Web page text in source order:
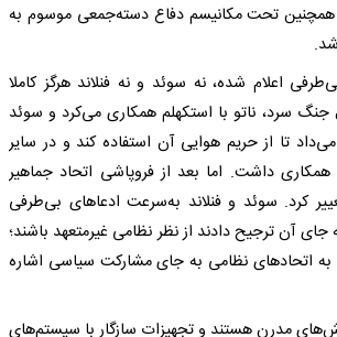
تحت مکانیسم دفاع دسته‌جمعی موسوم به
اعلام شده، نه سوئد و نه فنلاند هرگز کاملا
سرد، ناتو با استکهلم همکاری می‌کرد و سوئد
می‌داد تا از حریم هوایی آن استفاده کند و در سایر
داشت. اما بعد از فروپاشی اتحاد جماهیر
کرد. سوئد و فنلاند به‌سرعت ادعاهای بی‌طرفی
جای آن ترجیح دادند از نظر نظامی غیرمتعهد باشند؛
اتحادهای نظامی به جای مشارکت سیاسی اشاره
مدرن هستند و تجهیزات سازگار با سیستم‌های